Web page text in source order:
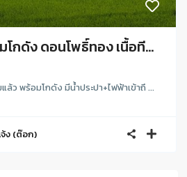
กดัง ดอนโพธิ์ทอง เนื้อที...
ว พร้อมโกดัง มีน้ำประปา+ไฟฟ้าเข้าถึ ...
ง (ต๊อก)